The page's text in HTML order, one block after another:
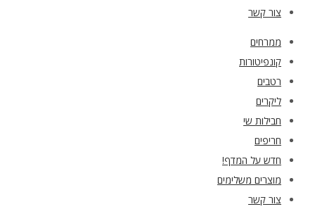
צור קשר
ממרחים
קונפיטורות
רטבים
ליקרים
חבילות שי
חריפים
חדש על המדף!
מוצרים משלימים
צור קשר